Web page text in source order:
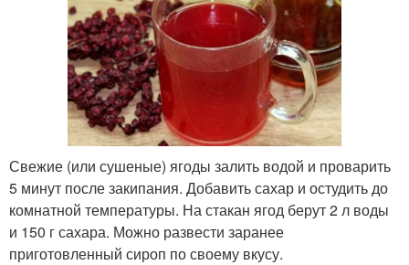
Свежие (или сушеные) ягоды залить водой и проварить
5 минут после закипания. Добавить сахар и остудить до
комнатной температуры. На стакан ягод берут 2 л воды
и 150 г сахара. Можно развести заранее
приготовленный сироп по своему вкусу.